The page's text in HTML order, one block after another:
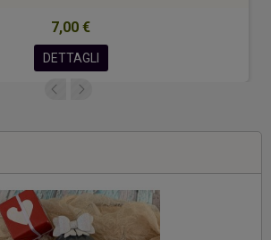
7,00 €
DETTAGLI